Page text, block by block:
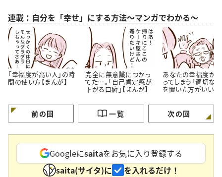
連載：自分を「幸せ」にする方法～マンガでわかる～
「幸福度が高い人」の時
間の使い方【まんが】
完全に無意識につかっ
てた…。「自己肯定感が
下がる口癖」【まんが】
あなたの幸福度が
ってしまう「適切な
を置いた方がいい
前の回 一覧 次の回
Googleにsaitaをお気に入り登録する
saita(サイタ)に
を入れるだけ！